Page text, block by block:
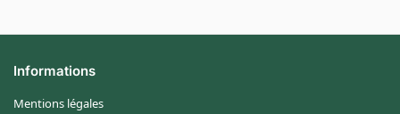
Informations
Mentions légales